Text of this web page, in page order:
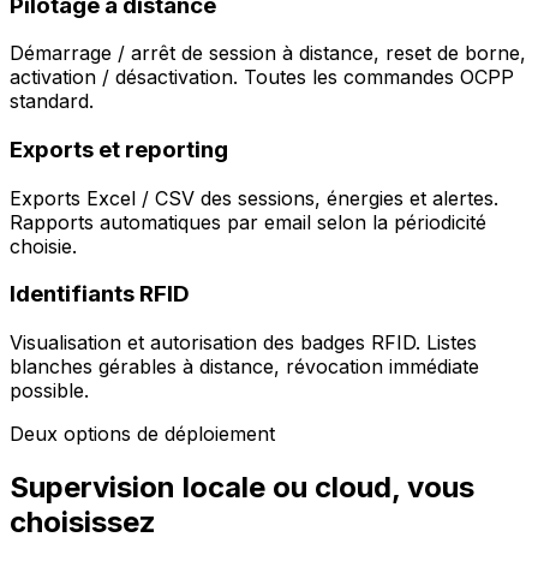
Démarrage / arrêt de session à distance, reset de borne,
activation / désactivation. Toutes les commandes OCPP
standard.
Exports et reporting
Exports Excel / CSV des sessions, énergies et alertes.
Rapports automatiques par email selon la périodicité
choisie.
Identifiants RFID
Visualisation et autorisation des badges RFID. Listes
blanches gérables à distance, révocation immédiate
possible.
Deux options de déploiement
Supervision locale ou cloud, vous
choisissez